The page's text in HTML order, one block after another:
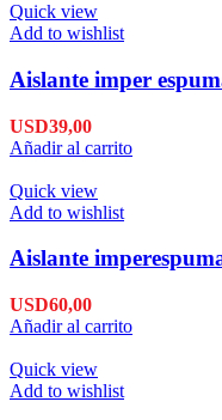
Quick view
Add to wishlist
Aislante imper
USD39,00
Añadir al carrito
Quick view
Add to wishlist
Aislante
USD60,00
Añadir al carrito
Quick view
Add to wishlist